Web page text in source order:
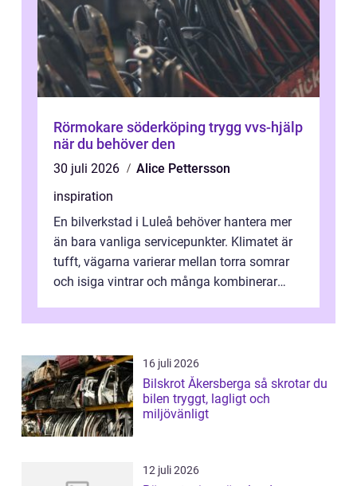
Rörmokare söderköping trygg vvs-hjälp
när du behöver den
30 juli 2026
Alice Pettersson
inspiration
En bilverkstad i Luleå behöver hantera mer
än bara vanliga servicepunkter. Klimatet är
tufft, vägarna varierar mellan torra somrar
och isiga vintrar och många kombinerar
16 juli 2026
Bilskrot Åkersberga så skrotar du
bilen tryggt, lagligt och
miljövänligt
12 juli 2026